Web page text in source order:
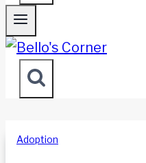
Adoption